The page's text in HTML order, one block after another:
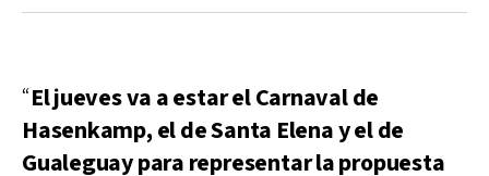
“El jueves va a estar el Carnaval de
Hasenkamp, el de Santa Elena y el de
Gualeguay para representar la propuesta